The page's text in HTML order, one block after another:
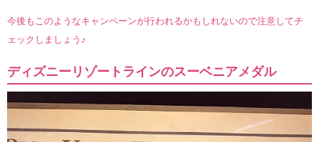
今後もこのようなキャンペーンが行われるかもしれないので注意してチ
ェックしましょう♪
ディズニーリゾートラインのスーベニアメダル